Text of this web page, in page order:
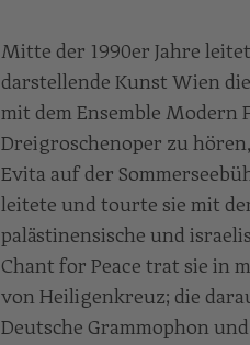
Mitte der 1990er Jahre
darstellende Kunst Wien
mit dem Ensemble Modern
Dreigroschenoper zu
Evita auf der
leitete und tourte sie mit
palästinensische und
Chant for Peace trat sie in
von Heiligenkreuz; die
Deutsche Grammophon